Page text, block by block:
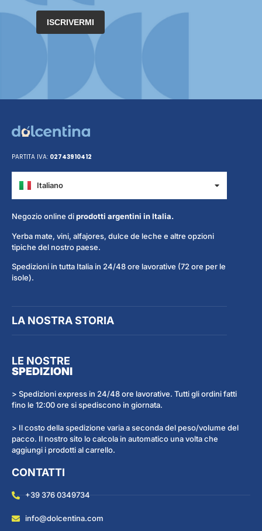
ISCRIVERMI
PARTITA IVA: 02743910412
Italiano
Español
Negozio online diprodotti argentini in Italia.
Yerba mate, vini, alfajores, dulce de leche e altre opzioni
tipiche del nostro paese.
Spedizioni in tutta Italia in 24/48 ore lavorative (72 ore per le
isole).
LA NOSTRA STORIA
LE NOSTRE
SPEDIZIONI
> Spedizioni express in 24/48 ore lavorative. Tutti gli ordini fatti
fino le 12:00 ore si spediscono in giornata.
> Il costo della spedizione varia a seconda del peso/volume del
pacco. Il nostro sito lo calcola in automatico una volta che
aggiungi i prodotti al carrello.
CONTATTI
+39 376 0349734
info@dolcentina.com